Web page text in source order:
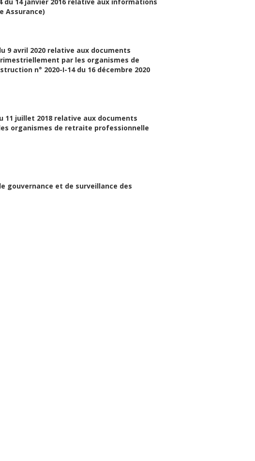
Assurance)
9 avril 2020 relative aux documents
par les organismes de
n° 2020-I-14 du 16 décembre 2020
11 juillet 2018 relative aux documents
organismes de retraite professionnelle
gouvernance et de surveillance des